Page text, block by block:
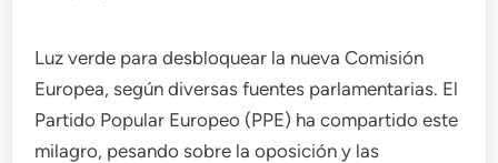
Luz verde para desbloquear la nueva Comisión
Europea, según diversas fuentes parlamentarias. El
Partido Popular Europeo (PPE) ha compartido este
milagro, pesando sobre la oposición y las